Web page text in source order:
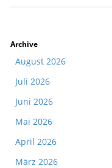
Archive
August 2026
Juli 2026
Juni 2026
Mai 2026
April 2026
März 2026